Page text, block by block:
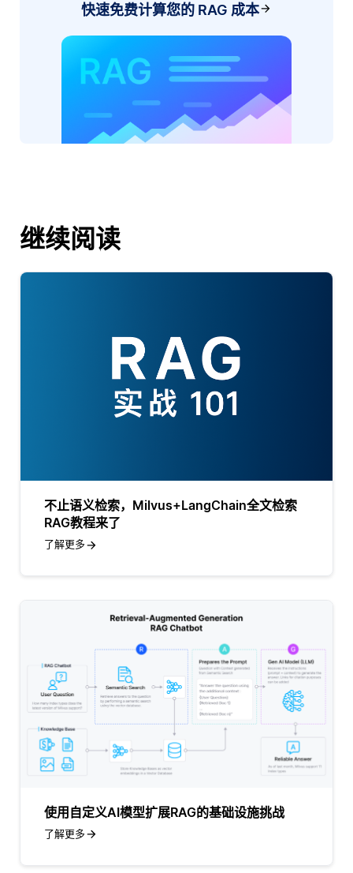
快速免费计算您的 RAG 成本
继续阅读
不止语义检索，Milvus+LangChain全文检索
RAG教程来了
了解更多
使用自定义AI模型扩展RAG的基础设施挑战
了解更多